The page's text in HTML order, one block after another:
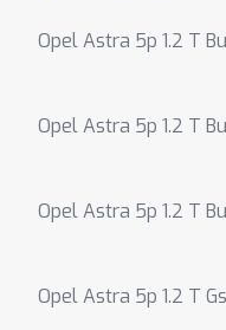
Opel Astra 5p 1.2 T
Opel Astra 5p 1.2 T
Opel Astra 5p 1.2 T
Opel Astra 5p 1.2 T